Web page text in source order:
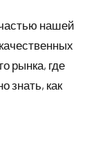
нашей
рынка, где
знать, как